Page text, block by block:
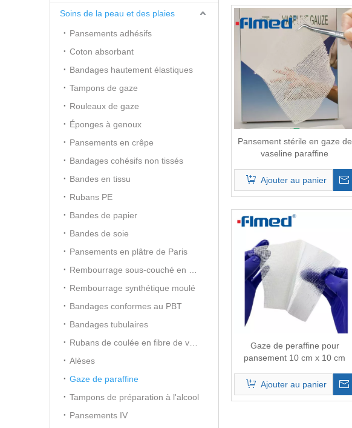
Soins de la peau et des plaies
Pansements adhésifs
Coton absorbant
Bandages hautement élastiques
Tampons de gaze
Rouleaux de gaze
Éponges à genoux
Pansements en crêpe
Bandages cohésifs non tissés
Bandes en tissu
Rubans PE
Bandes de papier
Bandes de soie
Pansements en plâtre de Paris
Rembourrage synthétique moulé
Bandages conformes au PBT
Bandages tubulaires
Alèses
Gaze de paraffine
Tampons de préparation à l'alcool
Pansements IV
Pansement stérile en gaze de
vaseline paraffine
Ajouter au panier
Gaze de peraffine pour
pansement 10 cm x 10 cm
Ajouter au panier